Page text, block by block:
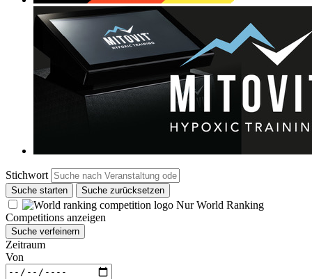
Stichwort
Suche starten Suche zurücksetzen
Nur World Ranking
Competitions anzeigen
Suche verfeinern
Zeitraum
Von